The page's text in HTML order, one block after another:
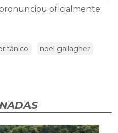
oficialmente
noel gallagher